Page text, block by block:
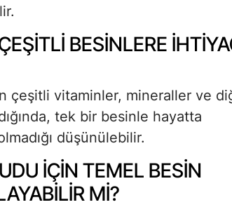
BESINLERE
çeşitli vitaminler, mineraller ve
tek bir besinle hayatta
düşünülebilir.
IÇIN TEMEL BESIN
MI?